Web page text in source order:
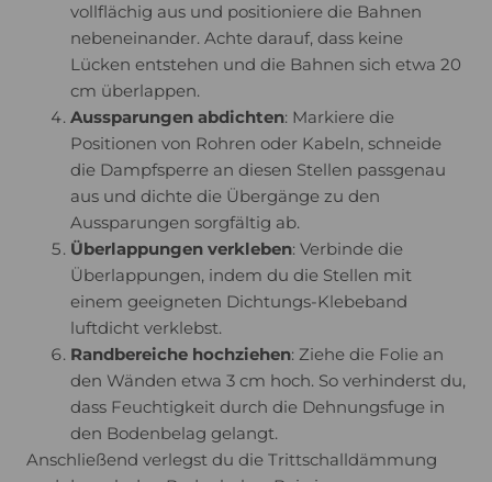
vollflächig aus und positioniere die Bahnen
nebeneinander. Achte darauf, dass keine
Lücken entstehen und die Bahnen sich etwa 20
cm überlappen.
Aussparungen abdichten: Markiere die
Positionen von Rohren oder Kabeln, schneide
die Dampfsperre an diesen Stellen passgenau
aus und dichte die Übergänge zu den
Aussparungen sorgfältig ab.
Überlappungen verkleben: Verbinde die
Überlappungen, indem du die Stellen mit
einem geeigneten Dichtungs-Klebeband
luftdicht verklebst.
Randbereiche hochziehen: Ziehe die Folie an
den Wänden etwa 3 cm hoch. So verhinderst du,
dass Feuchtigkeit durch die Dehnungsfuge in
den Bodenbelag gelangt.
Anschließend verlegst du die Trittschalldämmung